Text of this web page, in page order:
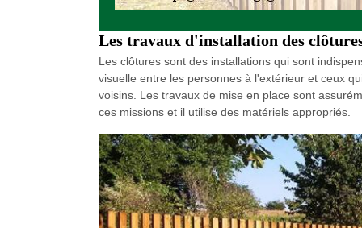
Les travaux d'installation des
Les clôtures sont des installations qui sont
visuelle entre les personnes à l'extérieur et ceux
voisins. Les travaux de mise en place sont
ces missions et il utilise des matériels appropriés.